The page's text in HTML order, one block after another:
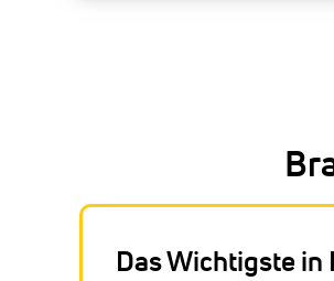
Das Wichtigste in